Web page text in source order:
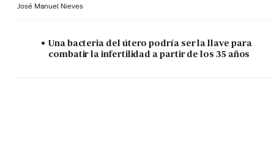
José Manuel Nieves
Una bacteria del útero podría ser la llave para
combatir la infertilidad a partir de los 35 años